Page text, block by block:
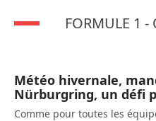
FORMULE 1 -
Météo hivernale,
Nürburgring, un défi
Comme pour toutes les